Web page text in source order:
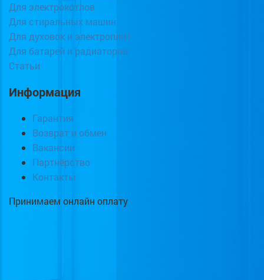
Для электрокотлов
Для стиральных машин
Для духовок и электроплит
Для батарей и радиаторов
Статьи
Информация
Гарантия
Возврат и обмен
Вакансии
Партнёрство
Контакты
Принимаем онлайн оплату